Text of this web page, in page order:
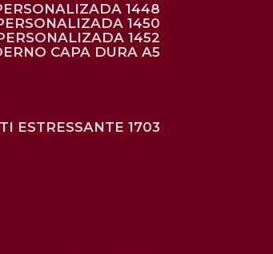
1448
1450
1452
CAPA DURA A5
ESTRESSANTE 1703